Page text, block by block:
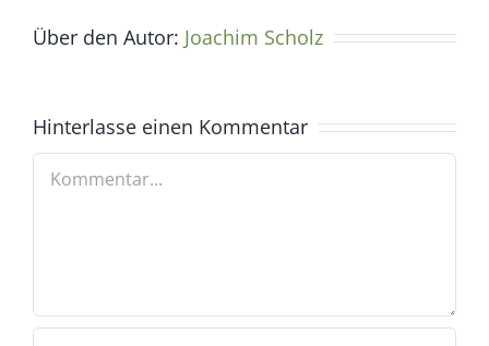
Über den Autor: Joachim Scholz
Hinterlasse einen Kommentar
Kommentar